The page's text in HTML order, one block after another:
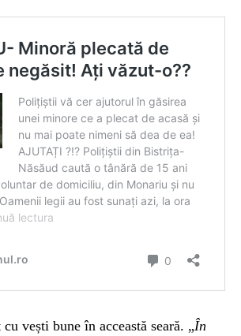
vești bune în acceastă seară. „În